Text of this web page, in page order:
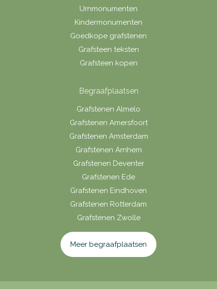
Urnmonumenten
Kindermonumenten
Goedkope grafstenen
Grafsteen teksten
Grafsteen kopen
Begraafplaatsen
Grafstenen Almelo
Grafstenen Amersfoort
Grafstenen Amsterdam
Grafstenen Arnhem
Grafstenen Deventer
Grafstenen Ede
Grafstenen Eindhoven
Grafstenen Rotterdam
Grafstenen Zwolle
Meer begraafplaatsen